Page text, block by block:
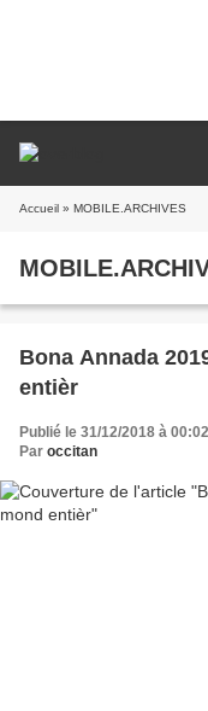
Accueil » MOBILE.ARCHIVES
Bona Annada
entièr
Publié le 31/12/2018 à 00:02
Par occitan